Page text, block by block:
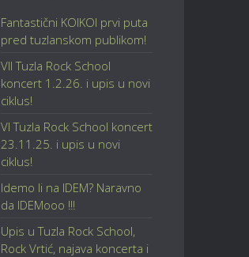
Fantastični KOIKOI prvi puta
pred tuzlanskom publikom!
VII Tuzla Rock School
koncert 1.2.26. i upis u novi
ciklus!
VI Tuzla Rock School koncert
23.11.25. i upis u novi
ciklus!
Idemo li na IDEM? Naravno
da IDEMooo !!!
Upis u Tuzla Rock School,
Rock Vrtić, najava koncerta i